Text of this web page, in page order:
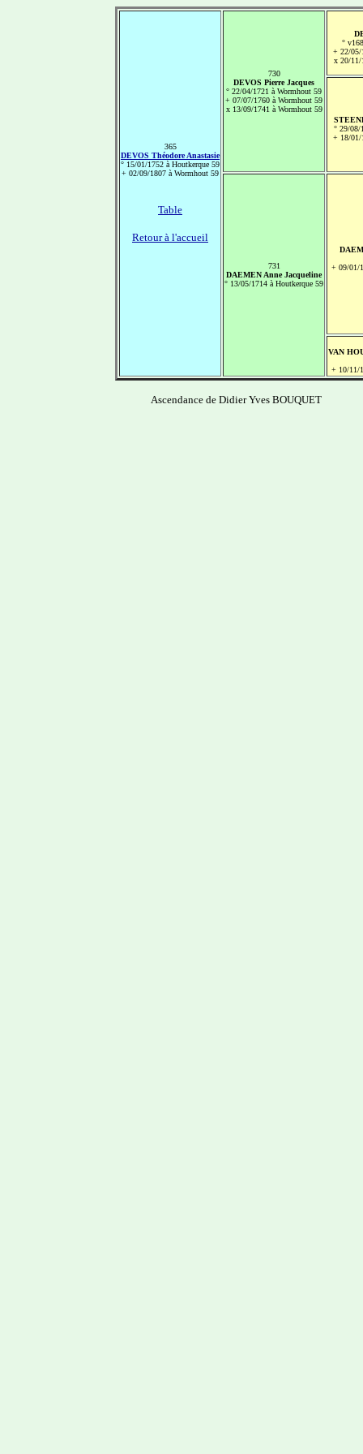
365
DEVOS Théodore Anastasie
° 15/01/1752 à Houtkerque 59
+ 02/09/1807 à Wormhout 59
Table
Retour à l'accueil
730
DEVOS Pierre Jacques
° 22/04/1721 à Wormhout 59
+ 07/07/1760 à Wormhout 59
x 13/09/1741 à Wormhout 59
°
+ 22/05/
x 20/11/
° 29/08/
+ 18/01/
731
DAEMEN Anne Jacqueline
° 13/05/1714 à Houtkerque 59
+ 09/01/
VAN
+ 10/11/
Ascendance de Didier Yves BOUQUET